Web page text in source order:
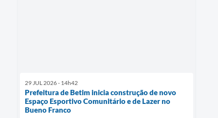
29 JUL 2026 - 14h42
Prefeitura de Betim inicia construção de novo
Espaço Esportivo Comunitário e de Lazer no
Bueno Franco